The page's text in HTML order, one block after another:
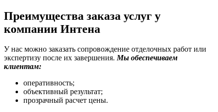
Преимущества заказа услуг у
компании Интена
У нас можно заказать сопровождение отделочных работ или
экспертизу после их завершения.Мы обеспечиваем
клиентам:
оперативность;
объективный результат;
прозрачный расчет цены.